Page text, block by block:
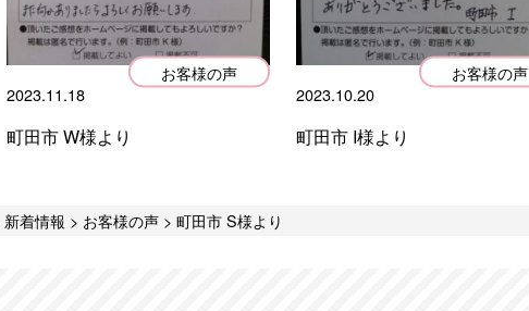
お客様の声
2023.11.18
町田市 W様より
お客様の声
2023.10.20
町田市 I様より
新着情報 > お客様の声> 町田市 S様より